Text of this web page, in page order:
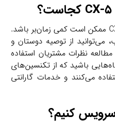
یافتن بهترین تعمیرگاه مزدا CX-۵ ممکن است کمی زمان‌بر باشد.
می‌توانید از توصیه دوستان و
نظرات مشتریان استفاده
باشید که از تکنسین‌های
می‌کنند و خدمات گارانتی